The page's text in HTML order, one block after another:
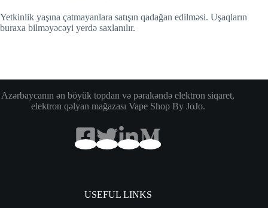
Yetkinlik yaşına çatmayanlara satışın qadağan edilməsi. Uşaqların
buraxa bilməyəcəyi yerdə saxlanılır.
Azərbaycanın ən böyük topdan və pərakəndə elektron siqaret,
elektron qəlyan mağazası Vape Shop By JoJo.
USEFUL LINKS